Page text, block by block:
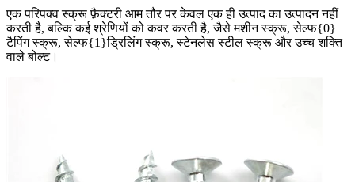
एक परिपक्व स्क्रू फ़ैक्टरी आम तौर पर केवल एक ही उत्पाद का उत्पादन नहीं
करती है, बल्कि कई श्रेणियों को कवर करती है, जैसे मशीन स्क्रू, सेल्फ{0}
टैपिंग स्क्रू, सेल्फ{1}ड्रिलिंग स्क्रू, स्टेनलेस स्टील स्क्रू और उच्च शक्ति
वाले बोल्ट।